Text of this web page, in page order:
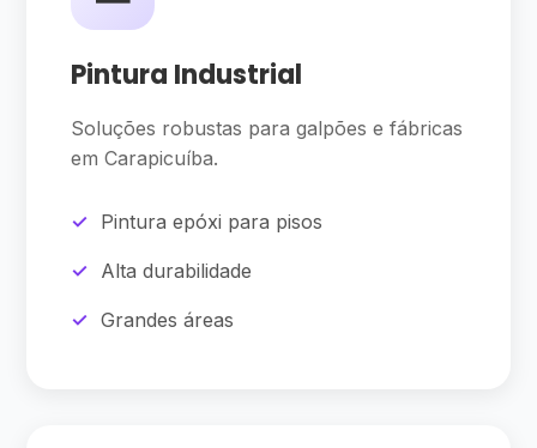
Pintura Industrial
Soluções robustas para galpões e fábricas
em Carapicuíba.
Pintura epóxi para pisos
Alta durabilidade
Grandes áreas